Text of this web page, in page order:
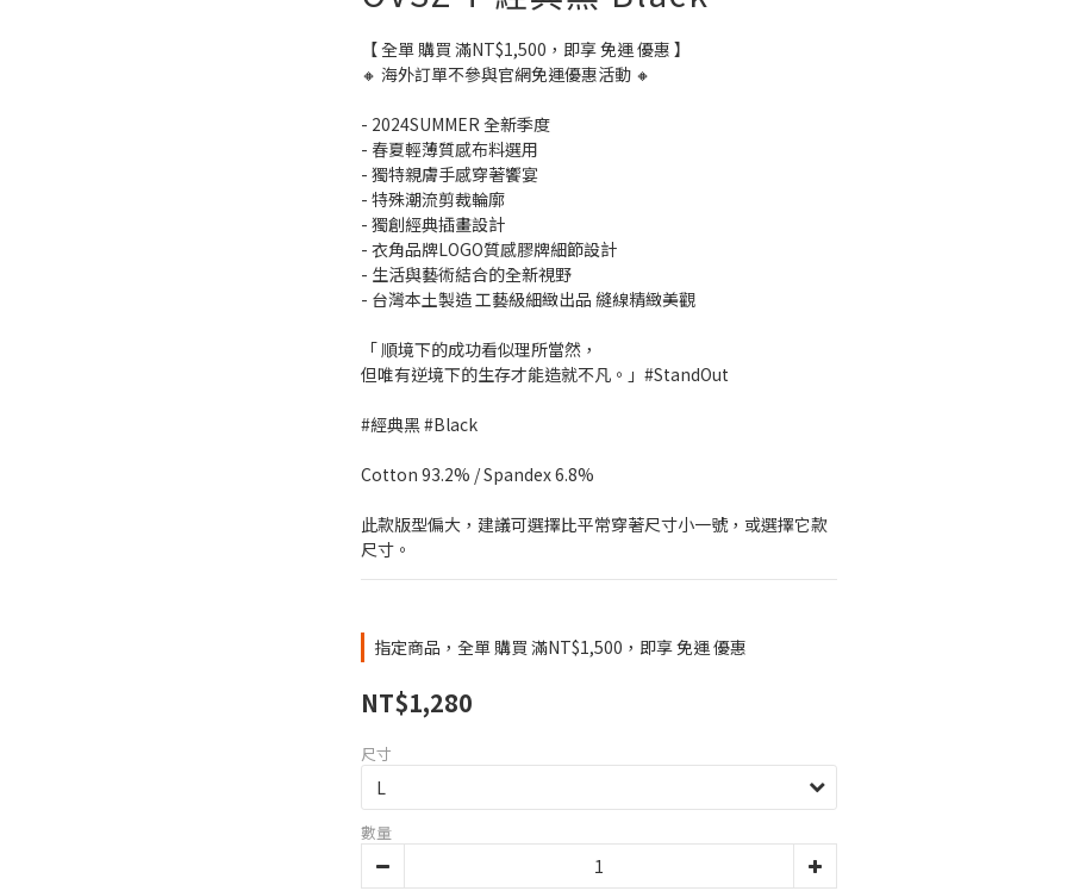
【 全單 購買 滿NT$1,500，即享 免運 優惠 】
🔸 海外訂單不參與官網免運優惠活動 🔸
- 2024SUMMER 全新季度
- 春夏輕薄質感布料選用
- 獨特親膚手感穿著饗宴
- 特殊潮流剪裁輪廓
- 獨創經典插畫設計
- 衣角品牌LOGO質感膠牌細節設計
- 生活與藝術結合的全新視野
- 台灣本土製造 工藝級細緻出品 縫線精緻美觀
「 順境下的成功看似理所當然，
但唯有逆境下的生存才能造就不凡。」#StandOut
#經典黑 #Black
Cotton 93.2% / Spandex 6.8%
此款版型偏大，建議可選擇比平常穿著尺寸小一號，或選擇它款
尺寸。
指定商品，全單 購買 滿NT$1,500，即享 免運 優惠
NT$1,280
尺寸
數量